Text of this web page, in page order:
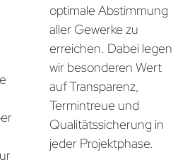
optimale Abstimmung
aller Gewerke zu
erreichen. Dabei legen
wir besonderen Wert
auf Transparenz,
Termintreue und
Qualitätssicherung in
jeder Projektphase.